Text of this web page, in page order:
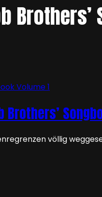
Brothers’
Brothers’
völlig